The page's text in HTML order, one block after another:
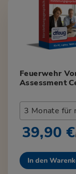
Feuerwehr
Assessment
3 Monate für
39,90 €
In den